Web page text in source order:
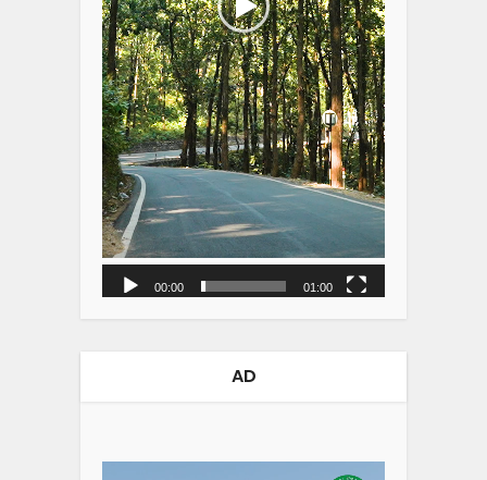
00:00 01:00
AD
Player